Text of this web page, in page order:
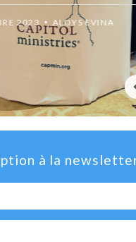
2023 ALOYS EVINA
à la